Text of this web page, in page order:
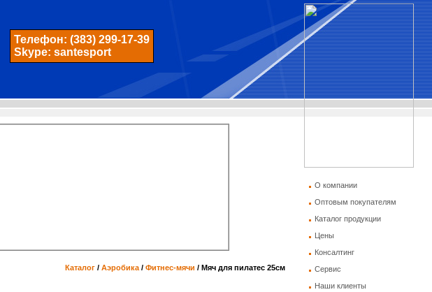
Каталог / Аэробика / Фитнес-мячи / Мяч для пилатес 25см
О компании
Оптовым покупателям
Каталог продукции
Цены
Консалтинг
Сервис
Наши клиенты
Телефон: (383) 299-17-39
Skype: santesport